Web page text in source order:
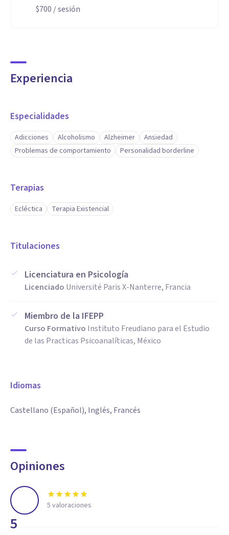
$700 / sesión
Experiencia
Especialidades
Adicciones Alcoholismo Alzheimer
Ansiedad
Problemas de comportamiento
Personalidad borderline
Terapias
Ecléctica Terapia Existencial
Titulaciones
Licenciatura en Psicología
Licenciado Université Paris X-Nanterre, Francia
Miembro de la IFEPP
Curso Formativo Instituto Freudiano para el Estudio
de las Practicas Psicoanalíticas, México
Idiomas
Castellano (Español), Inglés, Francés
Opiniones
5
5 valoraciones